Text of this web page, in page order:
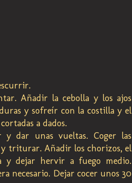
Añadir la cebolla y los ajos
y sofreír con la costilla y el
a dados.
dar unas vueltas. Coger las
y triturar. Añadir los chorizos, el
dejar hervir a fuego medio.
necesario. Dejar cocer unos 30